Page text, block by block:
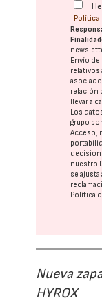
Envío
relativos
relación
llevar a
Los
grupo
Acceso,
nuestro
se
Política
Nueva
HYROX